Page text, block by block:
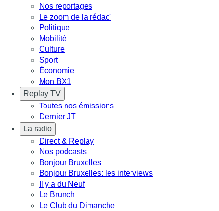
Nos reportages
Le zoom de la rédac'
Politique
Mobilité
Culture
Sport
Économie
Mon BX1
Replay TV
Toutes nos émissions
Dernier JT
La radio
Direct & Replay
Nos podcasts
Bonjour Bruxelles
Bonjour Bruxelles: les interviews
Il y a du Neuf
Le Brunch
Le Club du Dimanche